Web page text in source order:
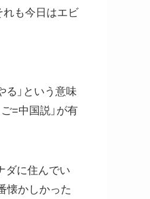
れも今日はエビ
る」という意味
=中国説」が有
ダに住んでい
懐かしかった